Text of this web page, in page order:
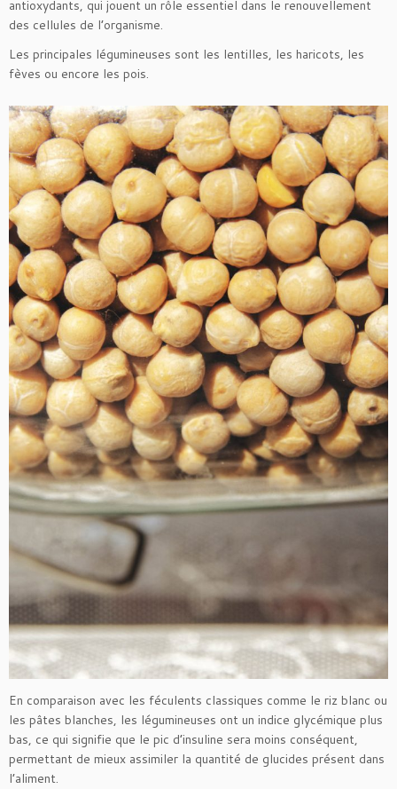
antioxydants, qui jouent un rôle essentiel dans le renouvellement
des cellules de l’organisme.
Les principales légumineuses sont les lentilles, les haricots, les
fèves ou encore les pois.
En comparaison avec les féculents classiques comme le riz blanc ou
les pâtes blanches, les légumineuses ont un indice glycémique plus
bas, ce qui signifie que le pic d’insuline sera moins conséquent,
permettant de mieux assimiler la quantité de glucides présent dans
l’aliment.